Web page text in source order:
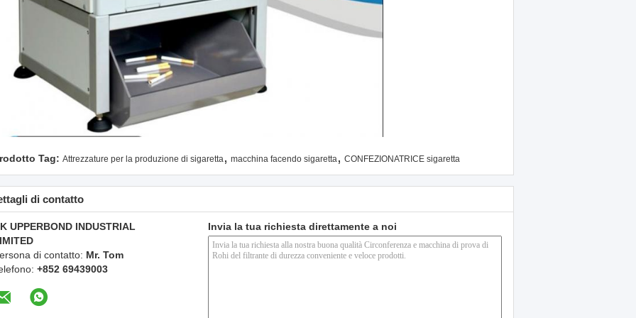
Tag: Attrezzature per la produzione di sigaretta, macchina facendo sigaretta, CONFEZIONATRICE sigaretta
di contatto
UPPERBOND INDUSTRIAL
di contatto: Mr. Tom
+852 69439003
Invia la tua richiesta direttamente a noi